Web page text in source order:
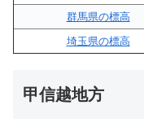
群馬県の標高
埼玉県の標高
甲信越地方